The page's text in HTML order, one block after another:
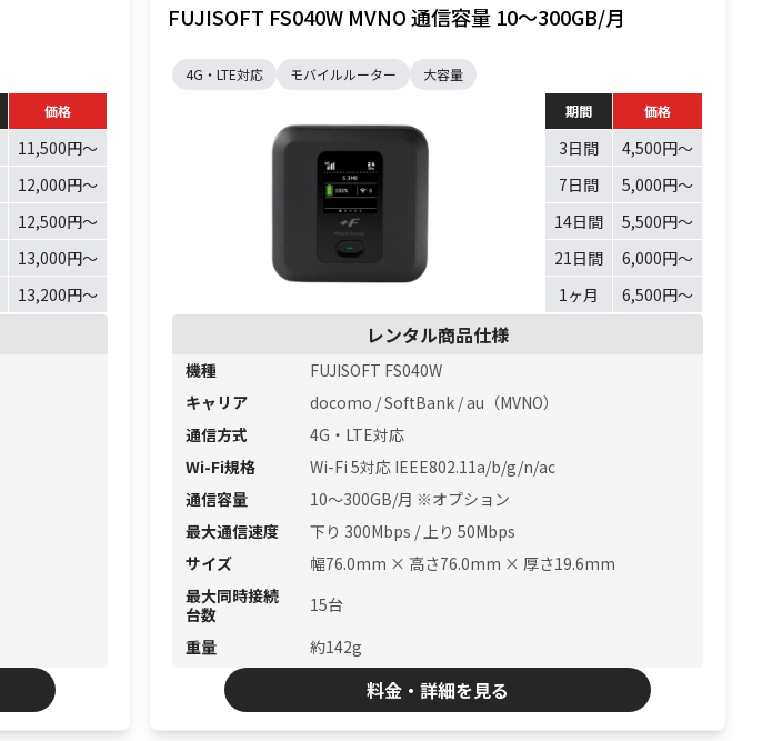
価格
11,500円〜
12,000円〜
12,500円〜
13,000円〜
13,200円〜
FUJISOFT FS040W MVNO 通信容量 10〜300GB/月
4G・LTE対応 モバイルルーター
大容量
期間
価格
3日間
4,500円〜
7日間
5,000円〜
14日間
5,500円〜
21日間
6,000円〜
1ヶ月
6,500円〜
レンタル商品仕様
機種
FUJISOFT FS040W
キャリア
docomo / SoftBank / au（MVNO）
通信方式
4G・LTE対応
Wi-Fi規格
Wi-Fi 5対応 IEEE802.11a/b/g/n/ac
通信容量
10〜300GB/月 ※オプション
最大通信速度
下り 300Mbps / 上り 50Mbps
サイズ
幅76.0mm × 高さ76.0mm × 厚さ19.6mm
最大同時接続
台数
15台
重量
約142g
料金・詳細を見る